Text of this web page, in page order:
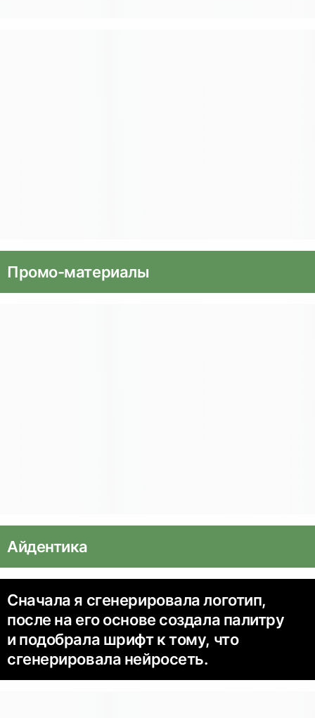
Промо-материалы
Айдентика
Сначала я сгенерировала логотип,
после на его основе создала палитру
и подобрала шрифт к тому, что
сгенерировала нейросеть.